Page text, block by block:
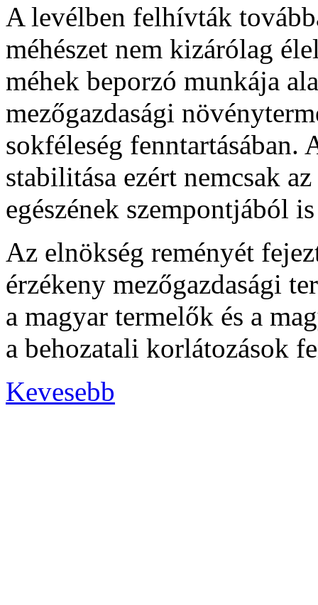
A levélben felhívták
méhészet nem kizárólag
méhek beporzó munkája
mezőgazdasági
sokféleség fenntartásában.
stabilitása ezért nemcsak
egészének szempontjából
Az elnökség reményét
érzékeny mezőgazdasági
a magyar termelők és a
a behozatali korlátozások
Kevesebb